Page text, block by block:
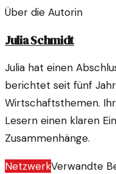
Über die Autorin
Julia Schmidt
Julia hat einen
berichtet seit fünf
Wirtschaftsthemen.
Lesern einen klaren
Zusammenhänge.
NetzwerkVerwandte